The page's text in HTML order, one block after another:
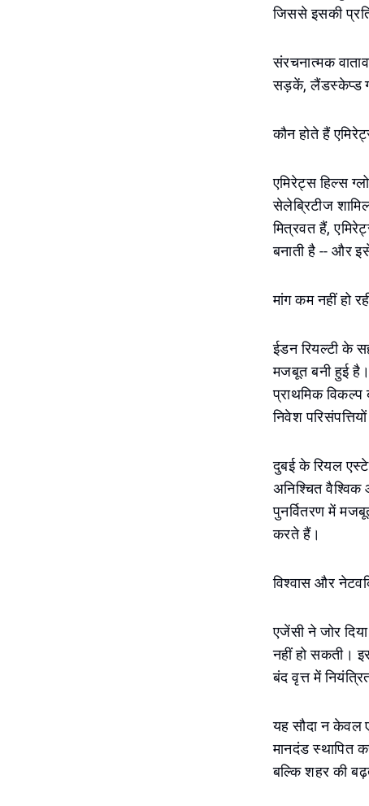
जिससे इसकी
संरचनात्मक
सड़कें, लैंडस्केप्ड
कौन होते हैं
एमिरेट्स हिल्स
सेलेब्रिटीज
मित्रवत हैं,
बनाती है -- और
मांग कम नहीं हो
ईडन रियल्टी के
मजबूत बनी हुई
प्राथमिक
निवेश
दुबई के रियल
अनिश्चित वैश्विक
पुनर्वितरण में
करते हैं।
विश्वास और
एजेंसी ने जोर
नहीं हो सकती।
बंद वृत्त में
यह सौदा न केवल
मानदंड स्थापित
बल्कि शहर की